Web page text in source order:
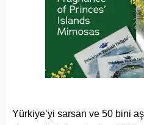
Yürkiye’yi sarsan ve 50 bini